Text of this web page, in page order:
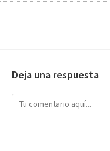
Deja una respuesta